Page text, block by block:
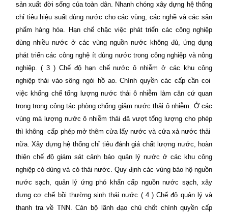
sản xuất đời sống của toàn dân. Nhanh chóng xây dựng hệ thống
chỉ tiêu hiệu suất dùng nước cho các vùng, các nghề và các sản
phẩm hàng hóa. Hạn chế chặc việc phát triển các công nghiệp
dùng nhiều nước ở các vùng nguồn nước không đủ, ứng dụng
phát triển các công nghệ ít dùng nước trong công nghiệp và nông
nghiệp. ( 3 ) Chế độ hạn chế nước ô nhiễm ở các khu công
nghiệp thải vào sông ngòi hồ ao. Chính quyền các cấp cần coi
việc khống chế tổng lượng nước thải ô nhiễm làm căn cứ quan
trọng trong công tác phòng chống giảm nước thải ô nhiễm. Ở các
vùng mà lượng nước ô nhiễm thải đã vượt tổng lượng cho phép
thì không cấp phép mở thêm cửa lấy nước và cửa xả nước thải
nữa. Xây dựng hệ thống chỉ tiêu đánh giá chất lượng nước, hoàn
thiện chế độ giám sát cảnh báo quản lý nước ở các khu công
nghiệp có dùng và có thải nước. Quy định các vùng bảo hộ nguồn
nước sạch, quản lý ứng phó khẩn cấp nguồn nước sạch, xây
dựng cơ chế bồi thường sinh thái nước ( 4 ) Chế độ quản lý và
thanh tra về TNN. Cán bộ lãnh đạo chủ chốt chính quyền cấp